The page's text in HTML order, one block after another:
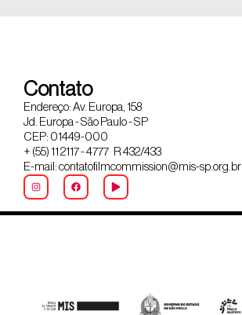
Contato
Endereço: Av. Europa, 158
Jd. Europa - São Paulo - SP
CEP: 01449-000
+ (55) 11 2117 - 4777 R 432/433
E-mail: contatofilmcommission@mis-sp.org.br